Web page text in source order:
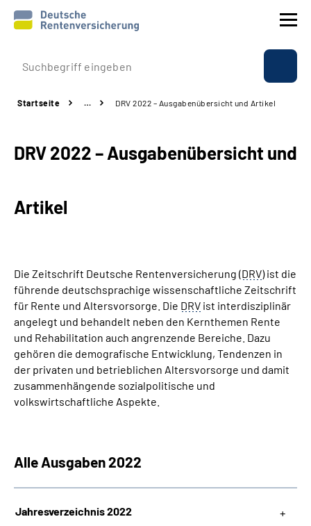
Prävention
Rente
Über uns & Presse
Online-Services
Suche
Language
Leichte Sprache
Mein Kundenportal
Startseite … DRV 2022 – Ausgabenübersicht und Artikel
DRV 2022 – Ausgabenübersicht und
Artikel
Die Zeitschrift Deutsche Rentenversicherung (DRV) ist die
führende deutschsprachige wissenschaftliche Zeitschrift
für Rente und Altersvorsorge. Die DRV ist interdisziplinär
angelegt und behandelt neben den Kernthemen Rente
und Rehabilitation auch angrenzende Bereiche. Dazu
gehören die demografische Entwicklung, Tendenzen in
der privaten und betrieblichen Altersvorsorge und damit
zusammenhängende sozialpolitische und
volkswirtschaftliche Aspekte.
Alle Ausgaben 2022
Jahresverzeichnis 2022